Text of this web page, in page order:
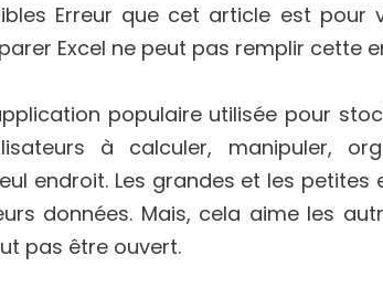
Erreur que cet article est pour
Excel ne peut pas remplir cette
populaire utilisée pour
à calculer, manipuler,
endroit. Les grandes et les
données. Mais, cela aime les
pas être ouvert.